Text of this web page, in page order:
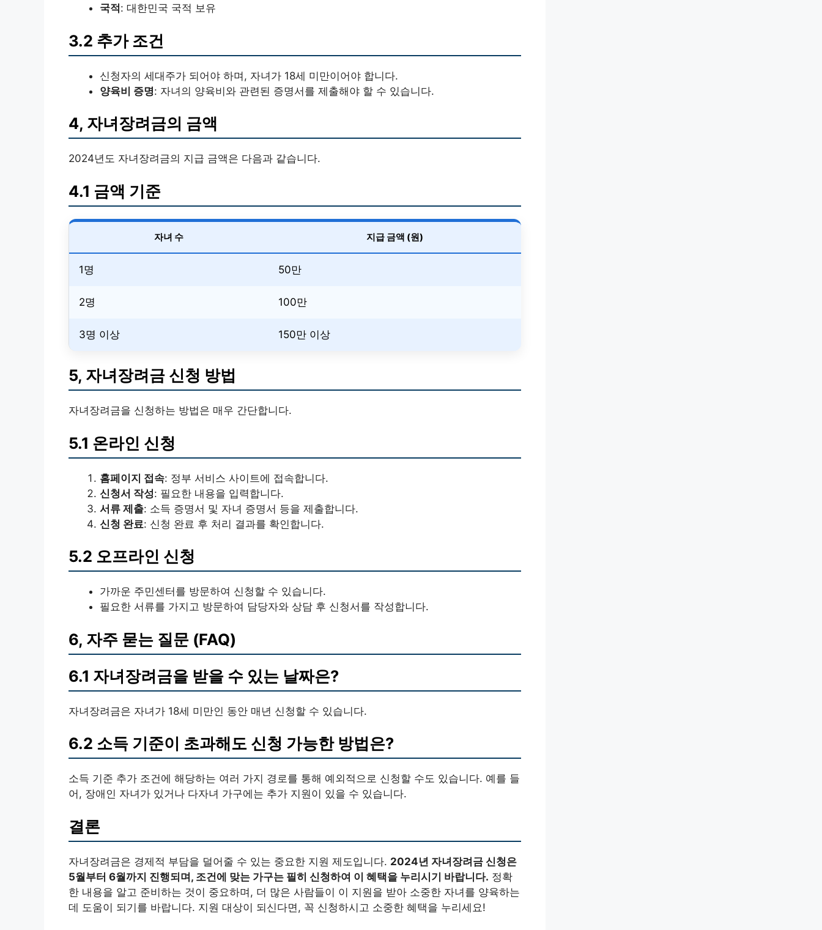
국적 : 대한민국 국적 보유
3.2 추가 조건
신청자의 세대주가 되어야 하며, 자녀가 18세 미만이어야 합니다.
양육비 증명: 자녀의 양육비와 관련된 증명서를 제출해야 할 수 있습니다.
4, 자녀장려금의 금액
2024년도 자녀장려금의 지급 금액은 다음과 같습니다.
4.1 금액 기준
자녀 수 지급 금액 (원)
1명 50만
2명 100만
3명 이상 150만 이상
5, 자녀장려금 신청 방법
자녀장려금을 신청하는 방법은 매우 간단합니다.
5.1 온라인 신청
홈페이지 접속: 정부 서비스 사이트에 접속합니다.
신청서 작성: 필요한 내용을 입력합니다.
서류 제출: 소득 증명서 및 자녀 증명서 등을 제출합니다.
신청 완료: 신청 완료 후 처리 결과를 확인합니다.
5.2 오프라인 신청
가까운 주민센터를 방문하여 신청할 수 있습니다.
필요한 서류를 가지고 방문하여 담당자와 상담 후 신청서를 작성합니다.
6, 자주 묻는 질문 (FAQ)
6.1 자녀장려금을 받을 수 있는 날짜은?
자녀장려금은 자녀가 18세 미만인 동안 매년 신청할 수 있습니다.
6.2 소득 기준이 초과해도 신청 가능한 방법은?
소득 기준 추가 조건에 해당하는 여러 가지 경로를 통해 예외적으로 신청할 수도 있습니다. 예를 들
어, 장애인 자녀가 있거나 다자녀 가구에는 추가 지원이 있을 수 있습니다.
결론
자녀장려금은 경제적 부담을 덜어줄 수 있는 중요한 지원 제도입니다. 2024년 자녀장려금 신청은
5월부터 6월까지 진행되며, 조건에 맞는 가구는 필히 신청하여 이 혜택을 누리시기 바랍니다. 정확
한 내용을 알고 준비하는 것이 중요하며, 더 많은 사람들이 이 지원을 받아 소중한 자녀를 양육하는
데 도움이 되기를 바랍니다. 지원 대상이 되신다면, 꼭 신청하시고 소중한 혜택을 누리세요!